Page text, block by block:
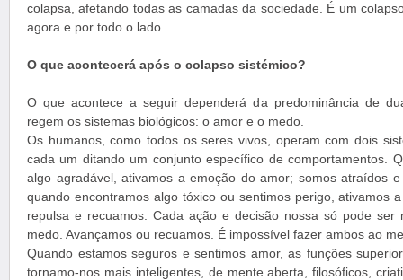
colapsa, afetando todas as camadas da sociedade. É um
agora e por todo o lado.
O que acontecerá após o colapso sistémico?
O que acontece a seguir dependerá da predominância de
regem os sistemas biológicos: o amor e o medo.
Os humanos, como todos os seres vivos, operam com dois
cada um ditando um conjunto específico de comportamentos.
algo agradável, ativamos a emoção do amor; somos atraídos
quando encontramos algo tóxico ou sentimos perigo, ativamos
repulsa e recuamos. Cada ação e decisão nossa só pode ser
medo. Avançamos ou recuamos. É impossível fazer ambos ao
Quando estamos seguros e sentimos amor, as funções
tornamo-nos mais inteligentes, de mente aberta, filosóficos,